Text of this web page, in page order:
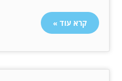
קרא עוד »